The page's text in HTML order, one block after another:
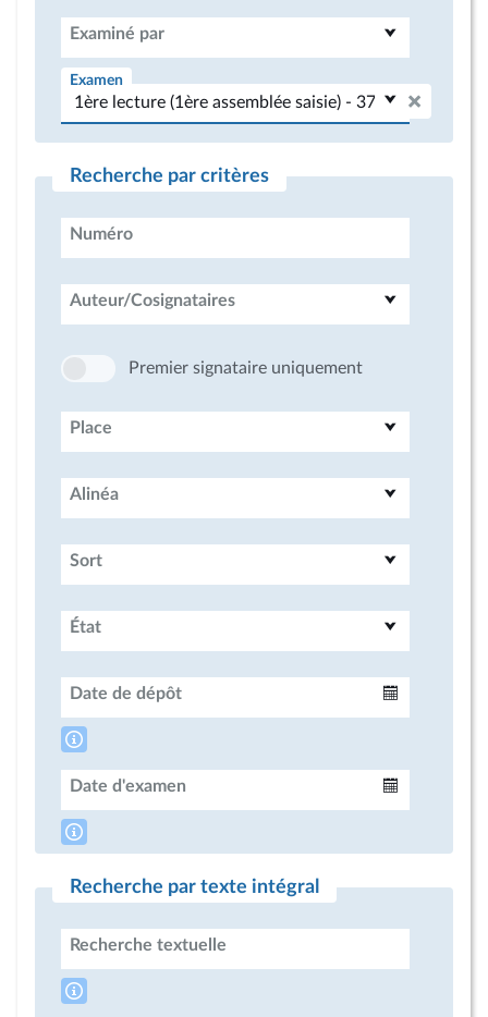
Examiné par
Examen
Recherche par critères
Numéro
Auteur/Cosignataires
Premier signataire uniquement
Place
Alinéa
Sort
État
Date de dépôt
Date d'examen
Recherche par texte intégral
Recherche textuelle